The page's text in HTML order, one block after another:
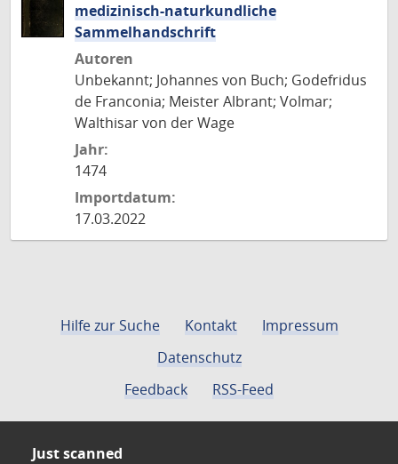
medizinisch-naturkundliche
Sammelhandschrift
Autoren
Unbekannt; Johannes von Buch; Godefridus
de Franconia; Meister Albrant; Volmar;
Walthisar von der Wage
Jahr:
1474
Importdatum:
17.03.2022
Hilfe zur Suche Kontakt
Impressum
Datenschutz
Feedback
RSS-Feed
Just scanned